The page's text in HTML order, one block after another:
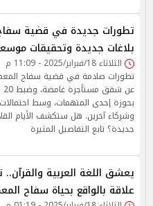
تطورات جديدة في قضية
بلاغات جديدة وتحقيقات
الثلاثاء 18/فبراير/2025 - 11:09 م
تطورات صادمة في قضية سفاح
بحوزة إحدى المتهمات، وسط
وشركاء آخرين. هل ستكشف الأيام
جديدة؟ تابع التفاصيل المثيرة
يعشق اللغة العربية
علاقة بالواقع بحياة سفاح